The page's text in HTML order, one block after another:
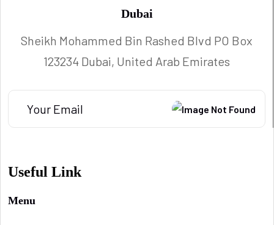
Dubai
Sheikh Mohammed Bin Rashed Blvd PO Box
123234 Dubai, United Arab Emirates
Useful Link
Menu